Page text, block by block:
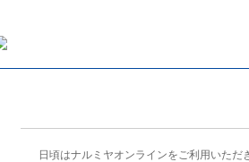
日頃はナルミヤオンラインをご利用いただ